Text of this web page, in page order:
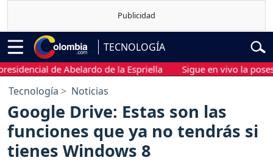
TECNOLOGÍA
de Abelardo de la Espriella Sigue en vivo la
Tecnología Noticias
Google Drive: Estas son las
funciones que ya no tendrás si
tienes Windows 8